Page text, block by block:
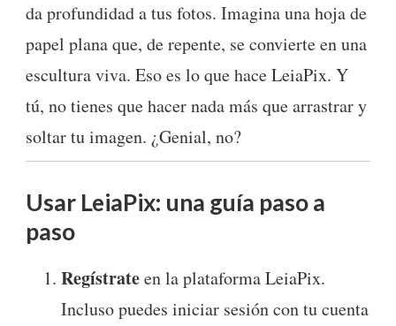
da profundidad a tus fotos. Imagina una hoja de
papel plana que, de repente, se convierte en una
escultura viva. Eso es lo que hace LeiaPix. Y
tú, no tienes que hacer nada más que arrastrar y
soltar tu imagen. ¿Genial, no?
Usar LeiaPix: una guía paso a
paso
Regístrateen la plataforma LeiaPix.
Incluso puedes iniciar sesión con tu cuenta